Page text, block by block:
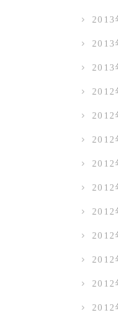
2013
2013
2013
2012
2012
2012
2012
2012
2012
2012
2012
2012
2012